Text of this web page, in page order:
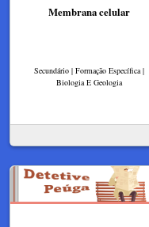
Membrana celular​
Secundário | Formação Específica |
Biologia E Geologia